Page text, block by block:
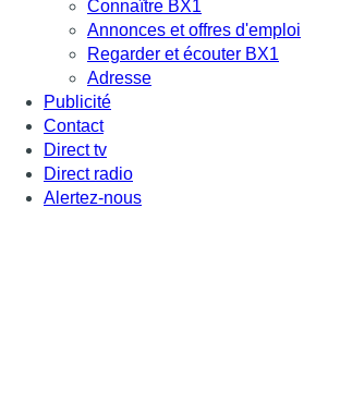
Connaître BX1
Annonces et offres d'emploi
Regarder et écouter BX1
Adresse
Publicité
Contact
Direct tv
Direct radio
Alertez-nous